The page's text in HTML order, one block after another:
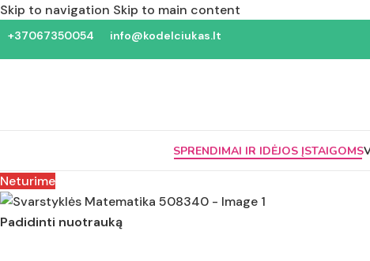
Skip to navigation Skip to main content
+37067350054 info@kodelciukas.lt
SPRENDIMAI IR IDĖJOS ĮSTAIGOMS
Neturime
Padidinti nuotrauką